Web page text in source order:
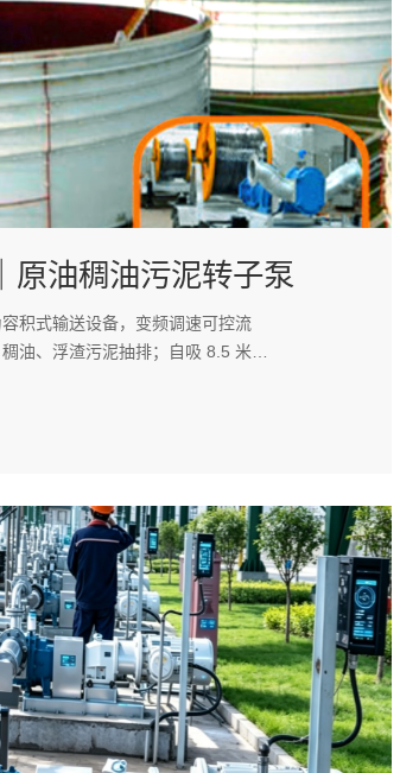
原油稠油污泥转子泵
积式输送设备，变频调速可控流
油、浮渣污泥抽排；自吸 8.5 米、